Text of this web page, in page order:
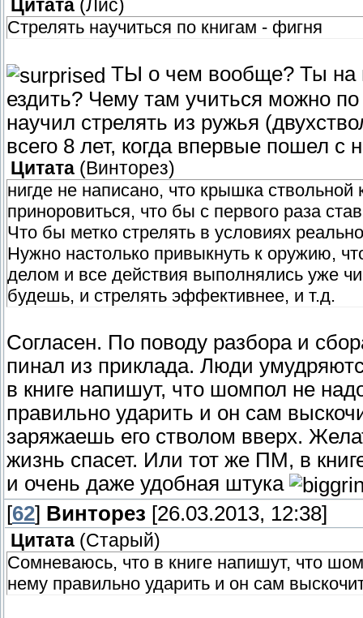
Цитата (Лис)
Стрелять научиться по книгам - фигня
ТЫ о чем вообще? Ты на
ездить? Чему там учиться можно
научил стрелять из ружья
всего 8 лет, когда впервые пошел с
Цитата (Винторез)
нигде не написано, что крышка
приноровиться, что бы с первого раза
Что бы метко стрелять в условиях
Нужно настолько привыкнуть к оружию,
делом и все действия выполнялись уже
будешь, и стрелять эффективнее, и т.д.
Согласен. По поводу разбора и
пинал из приклада. Люди
в книге напишут, что шомпол не
правильно ударить и он сам
заряжаешь его стволом вверх.
жизнь спасет. Или тот же ПМ, в
и очень даже удобная штука
[62] Винторез [26.03.2013, 12:38]
Цитата (Старый)
Сомневаюсь, что в книге напишут, что
нему правильно ударить и он сам